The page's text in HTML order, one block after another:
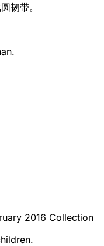
韧带。
2016 Collection